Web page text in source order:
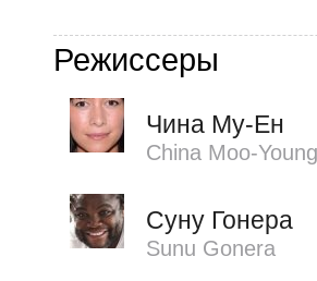
Режиссеры
Чина Му-Ен
China Moo-Young
Суну Гонера
Sunu Gonera